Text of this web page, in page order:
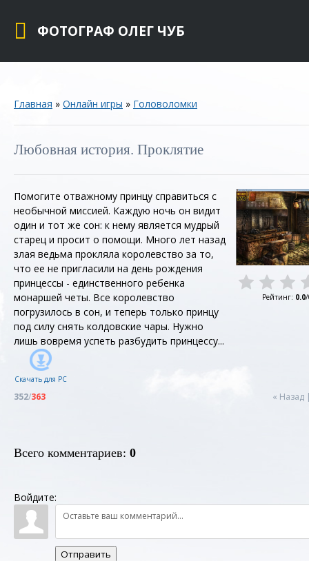
ФОТОГРАФ ОЛЕГ ЧУБ
Главная » Онлайн игры » Головоломки
Любовная история. Проклятие
Помогите отважному принцу справиться с
необычной миссией. Каждую ночь он видит
один и тот же сон: к нему является мудрый
старец и просит о помощи. Много лет назад
злая ведьма прокляла королевство за то,
что ее не пригласили на день рождения
принцессы - единственного ребенка
монаршей четы. Все королевство
погрузилось в сон, и теперь только принцу
под силу снять колдовские чары. Нужно
лишь вовремя успеть разбудить принцессу...
Скачать для PC
Рейтинг: 0.0/
« Назад
352/363
Всего комментариев: 0
Войдите:
Отправить